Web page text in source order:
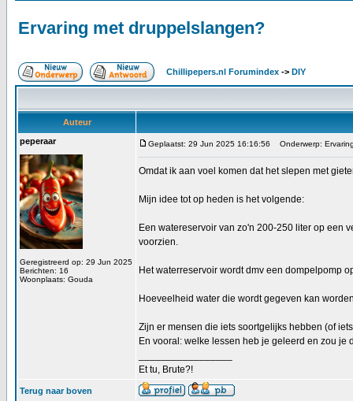
Ervaring met druppelslangen?
Chillipepers.nl Forumindex -> DIY
Auteur
peperaar
Geregistreerd op: 29 Jun 2025
Berichten: 16
Woonplaats: Gouda
Geplaatst: 29 Jun 2025 16:16:56 Onderwerp:
Omdat ik aan voel komen dat het slepen met
Mijn idee tot op heden is het volgende:
Een watereservoir van zo'n 200-250 liter op een
voorzien.
Het waterreservoir wordt dmv een dompelpomp
Hoeveelheid water die wordt gegeven kan
Zijn er mensen die iets soortgelijks hebben (of
En vooral: welke lessen heb je geleerd en zou je
Et tu, Brute?!
Terug naar boven